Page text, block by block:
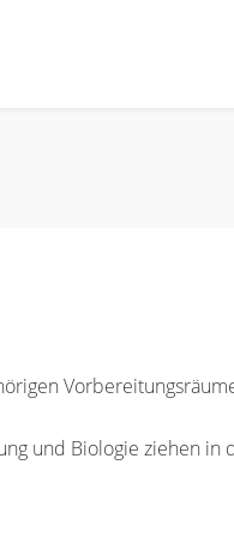
und Biologie ziehen in